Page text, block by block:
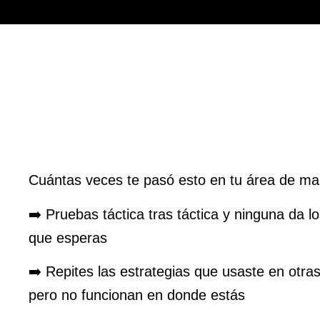
Cuántas veces te pasó esto en tu área de
➡️ Pruebas táctica tras táctica y ninguna da
que esperas
➡️ Repites las estrategias que usaste en
pero no funcionan en donde estás